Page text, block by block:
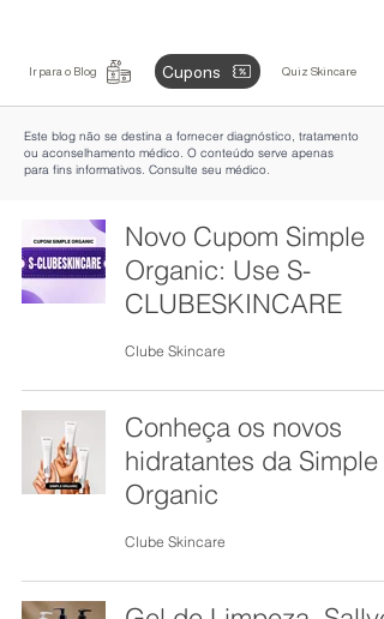
Ir para o Blog Cupons Quiz Skincare
Este blog não se destina a fornecer diagnóstico, tratamento
ou aconselhamento médico. O conteúdo serve apenas
para fins informativos. Consulte seu médico.
Novo Cupom Simple
Organic: Use S-
CLUBESKINCARE
Clube Skincare
Conheça os novos
hidratantes da Simple
Organic
Clube Skincare